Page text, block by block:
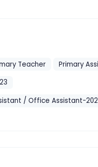
Teacher
Primary
/ Office Assistant-